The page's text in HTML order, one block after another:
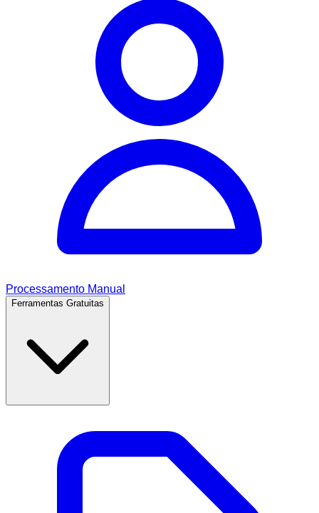
Processamento Manual
Ferramentas Gratuitas